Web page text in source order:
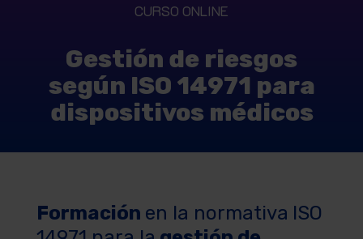
CURSO ONLINE
Gestión de riesgos
según ISO 14971 para
dispositivos médicos
Formación en la normativa ISO